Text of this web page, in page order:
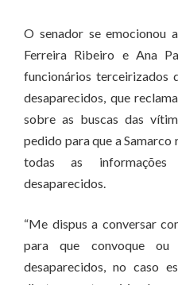
O senador se emocionou
Ferreira Ribeiro e Ana
funcionários terceirizados
desaparecidos, que
sobre as buscas das
pedido para que a
todas as
desaparecidos.
“Me dispus a conversar
para que convoque
desaparecidos, no caso